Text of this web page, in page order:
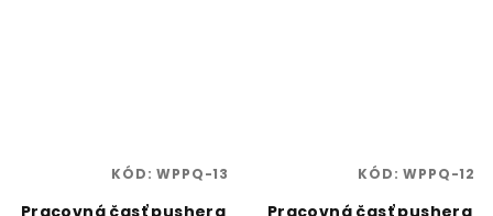
Pracovná časť pushera
KÓD:WPPQ-13
Pracovná časť pushera
KÓD:WPPQ-12